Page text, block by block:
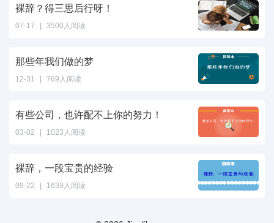
裸辞？得三思后行呀！
07-17 | 3500人阅读
那些年我们做的梦
12-31 | 769人阅读
有些公司，也许配不上你的努力！
03-02 | 1023人阅读
裸辞，一段宝贵的经验
09-22 | 1639人阅读